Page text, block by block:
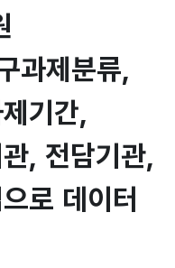
과제분류,
기간,
, 전담기관,
로 데이터